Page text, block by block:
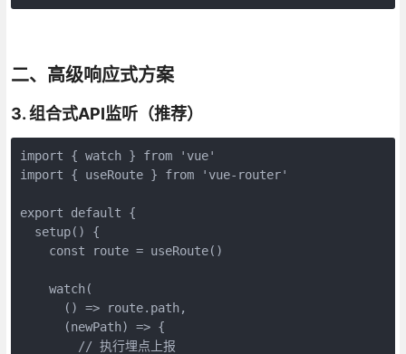
二、高级响应式方案
3. 组合式API监听（推荐）
import { watch } from 'vue'
import { useRoute } from 'vue-router'
export default {
  setup() {
    const route = useRoute()
    watch(
      () => route.path,
      (newPath) => {
        // 执行埋点上报